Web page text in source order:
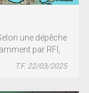
une dépêche
par RFI,
T.F. 22/03/2025